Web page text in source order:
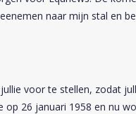
naar mijn stal en
voor te stellen, zodat
26 januari 1958 en nu